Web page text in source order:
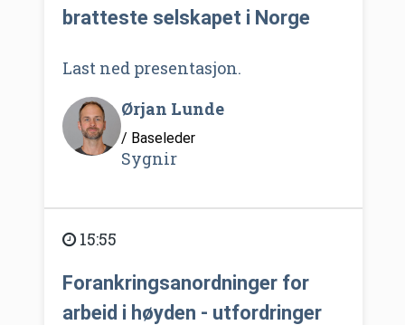
bratteste selskapet i Norge
Last ned presentasjon.
Ørjan Lunde
/ Baseleder
Sygnir
15:55
Forankringsanordninger for
arbeid i høyden - utfordringer